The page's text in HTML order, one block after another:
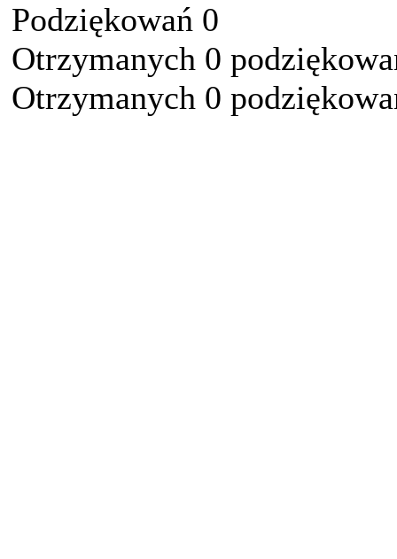
Podziękowań 0
Otrzymanych 0
Otrzymanych 0